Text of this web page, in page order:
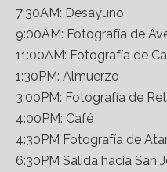
7:30AM: Desayuno
9:00AM: Fotografía de
11:00AM: Fotografía de
1:30PM: Almuerzo
3:00PM: Fotografía de
4:00PM: Café
4:30PM Fotografía de
6:30PM Salida hacia San